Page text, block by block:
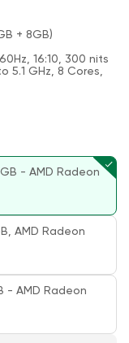
+ 8GB)
16:10, 300 nits
5.1 GHz, 8 Cores,
- AMD Radeon
AMD Radeon
- AMD Radeon